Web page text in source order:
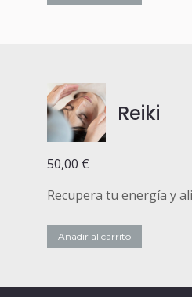
Reiki
50,00 €
Recupera tu energía y
Añadir al carrito